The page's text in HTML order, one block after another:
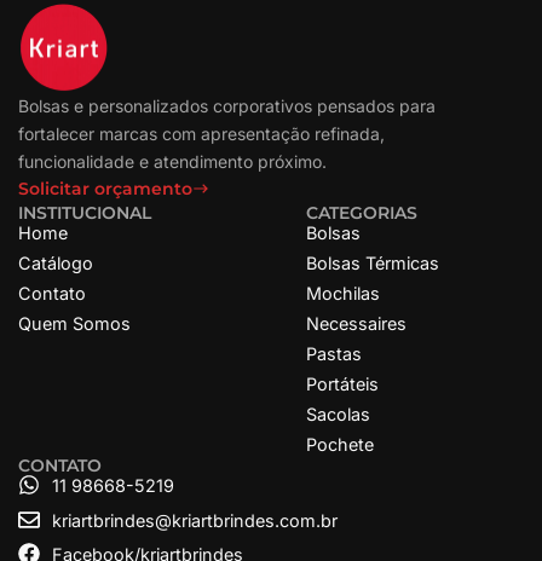
Bolsas e personalizados corporativos pensados para
fortalecer marcas com apresentação refinada,
funcionalidade e atendimento próximo.
Solicitar orçamento
INSTITUCIONAL
Home
Catálogo
Contato
Quem Somos
CATEGORIAS
Bolsas
Bolsas Térmicas
Mochilas
Necessaires
Pastas
Portáteis
Sacolas
Pochete
CONTATO
11 98668-5219
kriartbrindes@kriartbrindes.com.br
Facebook/kriartbrindes